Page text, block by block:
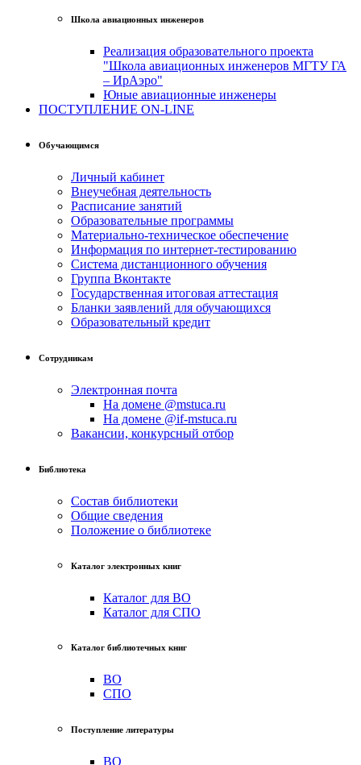
Школа авиационных инженеров
Реализация образовательного проекта
"Школа авиационных инженеров МГТУ ГА
– ИрАэро"
Юные авиационные инженеры
ПОСТУПЛЕНИЕ ON-LINE
Обучающимся
Личный кабинет
Внеучебная деятельность
Расписание занятий
Образовательные программы
Материально-техническое обеспечение
Информация по интернет-тестированию
Система дистанционного обучения
Группа Вконтакте
Государственная итоговая аттестация
Бланки заявлений для обучающихся
Образовательный кредит
Сотрудникам
Электронная почта
На домене @mstuca.ru
На домене @if-mstuca.ru
Вакансии, конкурсный отбор
Библиотека
Состав библиотеки
Общие сведения
Положение о библиотеке
Каталог электронных книг
Каталог для ВО
Каталог для СПО
Каталог библиотечных книг
ВО
СПО
Поступление литературы
ВО